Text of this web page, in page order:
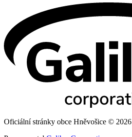
Oficiální stránky obce Hněvošice © 2026